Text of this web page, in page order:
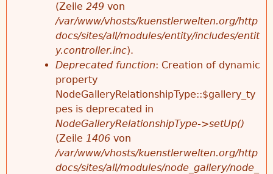
(Zeile 249 von
/var/www/vhosts/kuenstlerwelten.org/http
docs/sites/all/modules/entity/includes/entit
y.controller.inc).
Deprecated function: Creation of dynamic
property
NodeGalleryRelationshipType::$gallery_ty
pes is deprecated in
NodeGalleryRelationshipType->setUp()
(Zeile 1406 von
/var/www/vhosts/kuenstlerwelten.org/http
docs/sites/all/modules/node_gallery/node_